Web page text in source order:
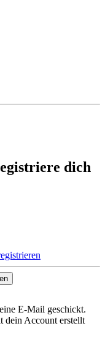
dich
E-Mail geschickt.
dein Account erstellt